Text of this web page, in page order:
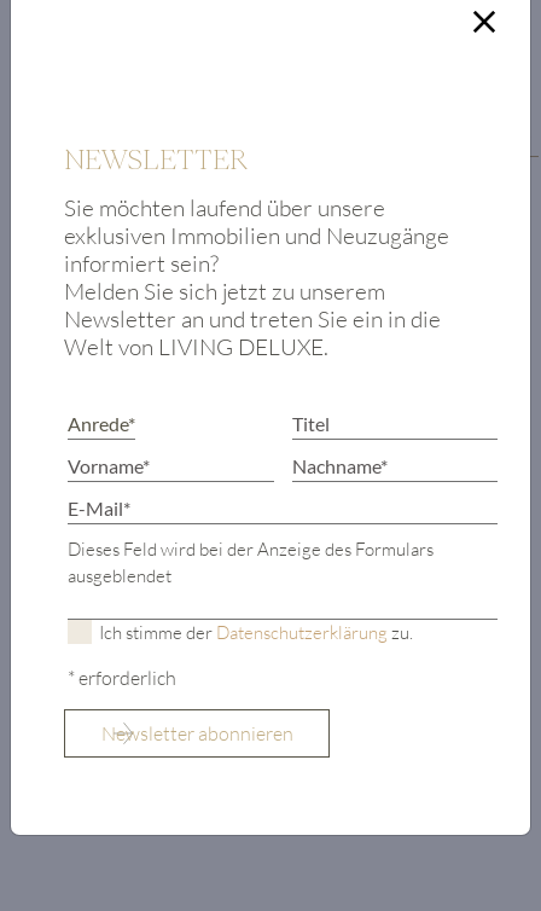
Eingangsbereich
Masterschlafzimmer
Badezimmer en
(Badewanne,
Gäste-
(Dusche und
Wohn-/Ess-/Kochbereich
mit Zugang auf
Schlafzimmer
(wird bei
Wunsch mit
einer Tür zum
NEWSLETTER
Sie möchten laufend über unsere
exklusiven Immobilien und Neuzugänge
informiert sein?
Melden Sie sich jetzt zu unserem
Newsletter an und treten Sie ein in die
Welt von LIVING DELUXE.
Dieses Feld wird bei der Anzeige des Formulars
ausgeblendet
Ich stimme der Datenschutzerklärung zu.
* erforderlich